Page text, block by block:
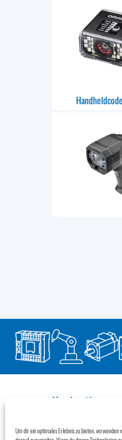
Um dir ein optimales Erlebnis zu bieten,
Navigation
Newsletter